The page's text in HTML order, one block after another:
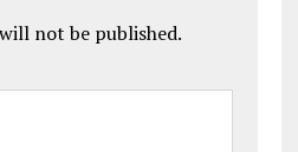
not be published.